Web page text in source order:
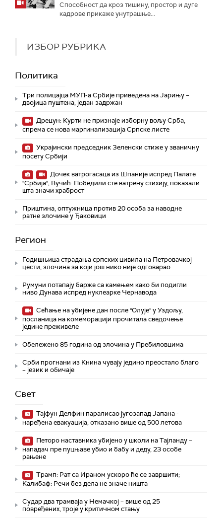
Способност да кроз тишину, простор и дуге
кадрове прикаже унутрашње...
ИЗБОР РУБРИКА
Политика
Три полицајца МУП-а Србије приведена на Јарињу –
двојица пуштена, један задржан
Дрецун: Курти не признаје изборну вољу Срба,
спрема се нова маргинализација Српске листе
Украјински председник Зеленски стиже у званичну
посету Србији
Дочек ватрогасаца из Шпаније испред Палате
"Србија"; Вучић: Победили сте ватрену стихију, показали
шта значи храброст
Приштина, оптужница против 20 особа за наводне
ратне злочине у Ђаковици
Регион
Годишњица страдања српских цивила на Петровачкој
цести, злочина за који још нико није одговарао
Румуни потапају барже са камењем како би подигли
ниво Дунава испред нуклеарке Чернавода
Сећање на убијене дан после "Олује" у Уздољу,
посланица на комеморацији прочитала сведочење
једине преживеле
Обележено 85 година од злочина у Пребиловцима
Срби прогнани из Книна чувају једино преостало благо
– језик и обичаје
Свет
Тајфун Делфин паралисао југозапад Јапана -
наређена евакуација, отказано више од 500 летова
Петоро наставника убијено у школи на Тајланду –
нападач пре пуцњаве убио и бабу и деду, 23 особе
рањене
Трамп: Рат са Ираном ускоро ће се завршити;
Калибаф: Речи без дела не значе ништа
Судар два трамваја у Немачкој – више од 25
повређених, троје у критичном стању